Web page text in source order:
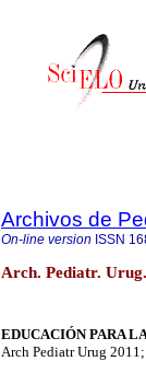
Archivos de
On-line version ISSN
Arch. Pediatr.
EDUCACIÓN PARA
Arch Pediatr Urug